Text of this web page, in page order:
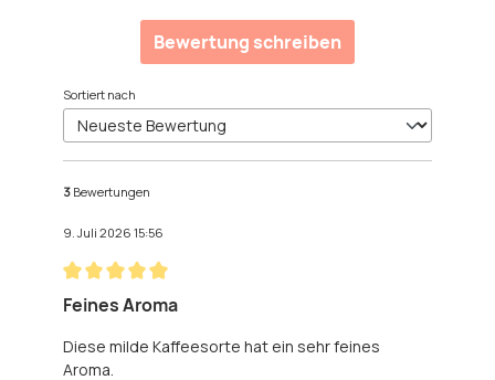
Bewertung schreiben
Sortiert nach
3 Bewertungen
9. Juli 2026 15:56
Bewertung mit 5 von 5 Sternen
Feines Aroma
Diese milde Kaffeesorte hat ein sehr feines
Aroma.